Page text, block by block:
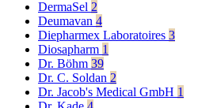
DermaSel 2
Deumavan 4
Diepharmex Laboratoires 3
Diosapharm 1
Dr. Böhm 39
Dr. C. Soldan 2
Dr. Jacob's Medical GmbH 1